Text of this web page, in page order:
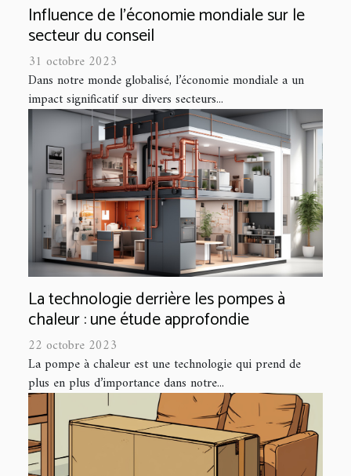
Influence de l'économie mondiale sur le
secteur du conseil
31 octobre 2023
Dans notre monde globalisé, l’économie mondiale a un
impact significatif sur divers secteurs...
La technologie derrière les pompes à
chaleur : une étude approfondie
22 octobre 2023
La pompe à chaleur est une technologie qui prend de
plus en plus d’importance dans notre...